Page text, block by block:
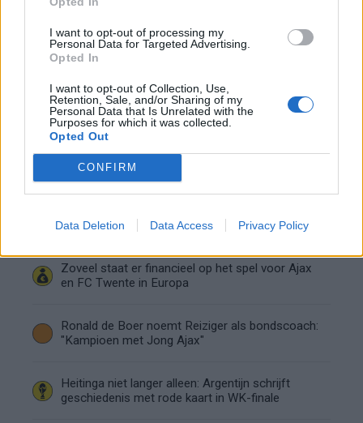
I want to opt-out of processing my
Personal Data for Targeted Advertising.
Opted In
I want to opt-out of Collection, Use,
Retention, Sale, and/or Sharing of my
Personal Data that Is Unrelated with the
Purposes for which it was collected.
Opted Out
CONFIRM
Data Deletion Data Access Privacy Policy
Servische media vergelijken Ajax-talent Abdellah
Ouazane met Lionel Messi
Ajax zet grote stap richting volgende ronde na
ruime zege op Vojvodina
Dusan Tadic kijkt met bijzondere gevoelens naar
Ajax - Vojvodina
Vaart en Sylvie Meis door de jaren heen
Zoveel staat er financieel op het spel voor Ajax
en FC Twente in Europa
Ronald de Boer noemt Reiziger als bondscoach:
"Kampioen met Jong Ajax"
Heitinga niet langer alleen: Argentijn schrijft
geschiedenis met rode kaart in WK-finale